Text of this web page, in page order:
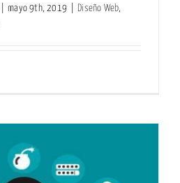
mayo 9th, 2019 Diseño Web,